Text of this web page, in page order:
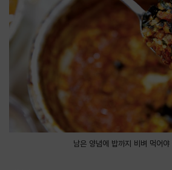
남은 양념에 밥까지 비벼 먹어야